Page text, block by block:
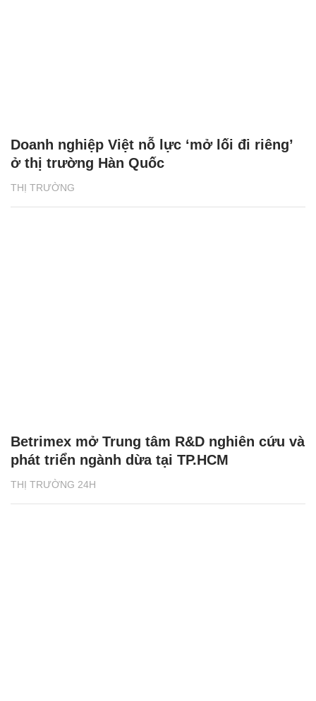
THỊ TRƯỜNG
Doanh nghiệp Việt nỗ lực ‘mở lối đi riêng’
ở thị trường Hàn Quốc
THỊ TRƯỜNG 24H
Betrimex mở Trung tâm R&D nghiên cứu và
phát triển ngành dừa tại TP.HCM